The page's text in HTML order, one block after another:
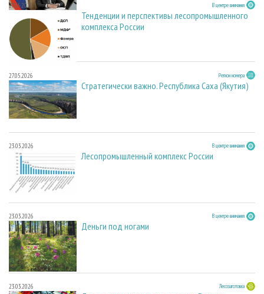
27.05.2026 В центре внимания
Тенденции и перспективы лесопромышленного
комплекса России
27.05.2026 Регион номера
Стратегически важно. Республика Саха (Якутия)
23.03.2026 В центре внимания
Лесопромышленный комплекс России
23.03.2026 В центре внимания
Деньги под ногами
23.03.2026 Лесозаготовка